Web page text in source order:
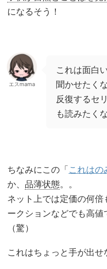
になるそう！
エスmama
これは面白
聞かせたく
反復するセ
も読みたく
ちなみにこの「これはの
か、 品薄状態。。
ネット上では定価の何
ークションなどでも高
（驚）
これはちょっと手が出せ